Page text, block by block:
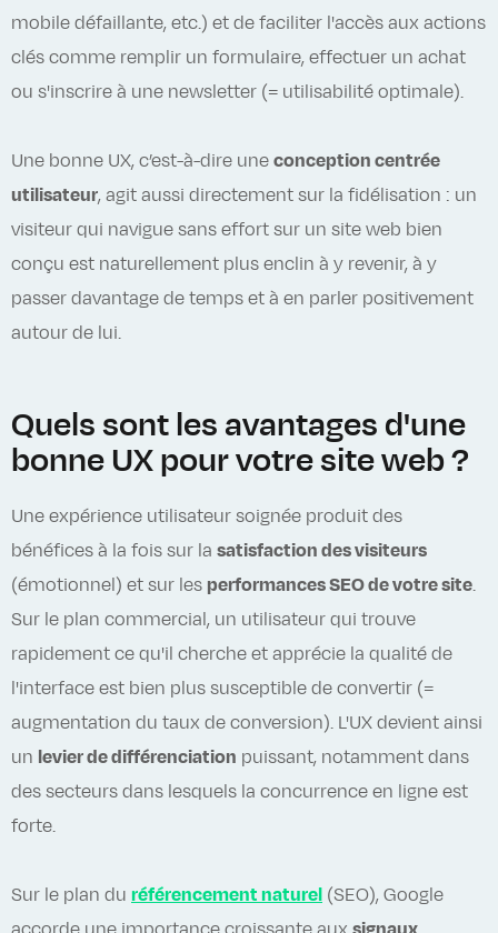
mobile défaillante, etc.) et de faciliter l'accès aux actions
clés comme remplir un formulaire, effectuer un achat
ou s'inscrire à une newsletter (= utilisabilité optimale).
Une bonne UX, c’est-à-dire une conception centrée
utilisateur, agit aussi directement sur la fidélisation : un
visiteur qui navigue sans effort sur un site web bien
conçu est naturellement plus enclin à y revenir, à y
passer davantage de temps et à en parler positivement
autour de lui.
Quels sont les avantages d'une
bonne UX pour votre site web ?
Une expérience utilisateur soignée produit des
bénéfices à la fois sur la satisfaction des visiteurs
(émotionnel) et sur les performances SEO de votre site.
Sur le plan commercial, un utilisateur qui trouve
rapidement ce qu'il cherche et apprécie la qualité de
l'interface est bien plus susceptible de convertir (=
augmentation du taux de conversion). L'UX devient ainsi
un levier de différenciation puissant, notamment dans
des secteurs dans lesquels la concurrence en ligne est
forte.
Sur le plan du référencement naturel (SEO), Google